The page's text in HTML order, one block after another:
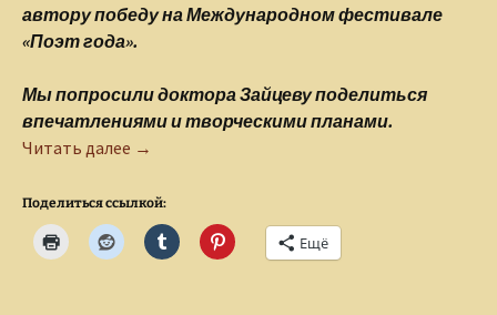
автору победу на Международном фестивале
«Поэт года».
Мы попросили доктора Зайцеву поделиться
впечатлениями и творческими планами.
Читать далее Олеся Зайцева: «Мой рецепт счастья –
→
Поделиться ссылкой:
Ещё